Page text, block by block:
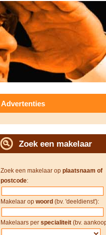
Advertenties
Zoek een makelaar
Zoek een makelaar op plaatsnaam of
postcode:
Makelaar op woord (bv. 'deeldienst'):
Makelaars per specialiteit (bv.